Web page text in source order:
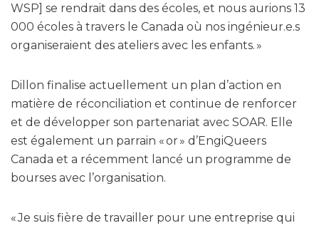
WSP] se rendrait dans des écoles, et nous aurions 13
000 écoles à travers le Canada où nos ingénieur.e.s
organiseraient des ateliers avec les enfants. »
Dillon finalise actuellement un plan d’action en
matière de réconciliation et continue de renforcer
et de développer son partenariat avec SOAR. Elle
est également un parrain « or » d’EngiQueers
Canada et a récemment lancé un programme de
bourses avec l’organisation.
« Je suis fière de travailler pour une entreprise qui